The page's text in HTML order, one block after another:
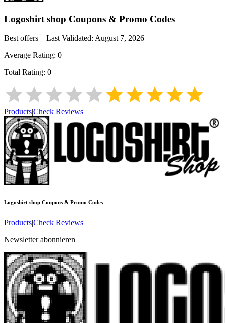
Logoshirt shop Coupons & Promo Codes
Best offers – Last Validated: August 7, 2026
Average Rating: 0
Total Rating: 0
Products|Check Reviews
Logoshirt shop Coupons & Promo Codes
Products|Check Reviews
Newsletter abonnieren